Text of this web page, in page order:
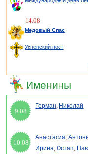
14.08
Медовый Спас
Успенский пост
Именины
9.08
Герман, Николай
10.08
Анастасия,
Ирина,Остап,